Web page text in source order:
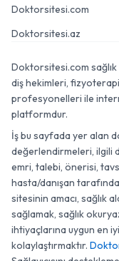
Doktorsitesi.com
Doktorsitesi.az
Doktorsitesi.com
diş hekimleri,
profesyonelleri ile
platformdur.
İş bu sayfada yer alan
değerlendirmeleri, ilgili
emri, talebi, önerisi,
hasta/danışan
sitesinin amacı, sağlık
sağlamak, sağlık
ihtiyaçlarına uygun en
kolaylaştırmaktır.